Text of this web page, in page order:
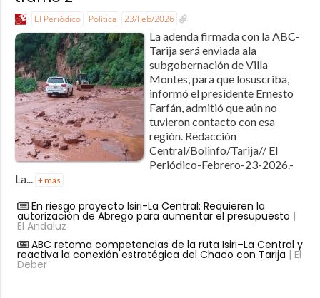
El Periódico Política 23/Feb/2026
La adenda firmada con la ABC-
Tarija será enviada ala
subgobernación de Villa
Montes, para que losuscriba,
informó el presidente Ernesto
Farfán, admitió que aún no
tuvieron contacto con esa
región. Redacción
Central/Bolinfo/Tarija// El
Periódico-Febrero-23-2026.-
La... + más
En riesgo proyecto Isiri-La Central: Requieren la
autorización de Abrego para aumentar el presupuesto |
El Andaluz
ABC retoma competencias de la ruta Isiri–La Central y
reactiva la conexión estratégica del Chaco con Tarija | El
Deber